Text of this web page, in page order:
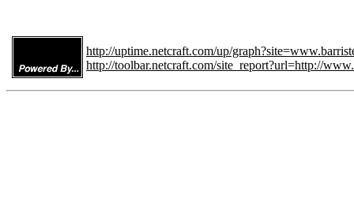
http://uptime.netcraft.com/up/
http://toolbar.netcraft.com/site_report?url=http://